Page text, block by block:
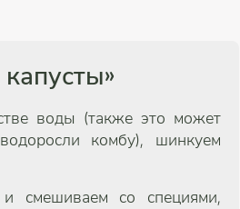
воды (также это может
комбу), шинкуем
смешиваем со специями,